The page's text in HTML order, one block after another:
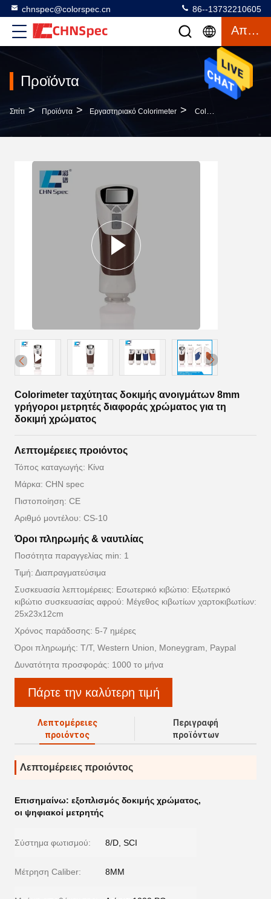
chnspec@colorspec.cn 86--13732210605
Απόσπασμα
Προϊόντα
Σπίτι > Προϊόντα > Εργαστηριακό Colorimeter > Colorimeter Ταχύτητας Δοκιμής Ανοιγμάτων 8mm Γρήγοροι Μετρητές Διαφοράς Χρώματος Για Τη Δοκιμή Χρώματος
Colorimeter ταχύτητας δοκιμής ανοιγμάτων 8mm
γρήγοροι μετρητές διαφοράς χρώματος για τη
δοκιμή χρώματος
Λεπτομέρειες προιόντος
Τόπος καταγωγής: Κίνα
Μάρκα: CHN spec
Πιστοποίηση: CE
Αριθμό μοντέλου: CS-10
Όροι πληρωμής & ναυτιλίας
Ποσότητα παραγγελίας min: 1
Τιμή: Διαπραγματεύσιμα
Συσκευασία λεπτομέρειες: Εσωτερικό κιβώτιο: Εξωτερικό
κιβώτιο συσκευασίας αφρού: Μέγεθος κιβωτίων χαρτοκιβωτίων:
25x23x12cm
Χρόνος παράδοσης: 5-7 ημέρες
Όροι πληρωμής: T/T, Western Union, Moneygram, Paypal
Δυνατότητα προσφοράς: 1000 το μήνα
Πάρτε την καλύτερη τιμή
Λεπτομέρειες
προιόντος
Περιγραφή
προϊόντων
Λεπτομέρειες προιόντος
Επισημαίνω: εξοπλισμός δοκιμής χρώματος,
οι ψηφιακοί μετρητής
Σύστημα φωτισμού: 8/D, SCI
Μέτρηση Caliber: 8MM